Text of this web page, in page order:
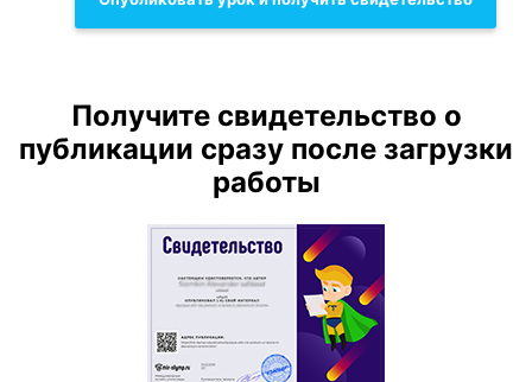
Получите свидетельство о
публикации сразу после загрузки
работы